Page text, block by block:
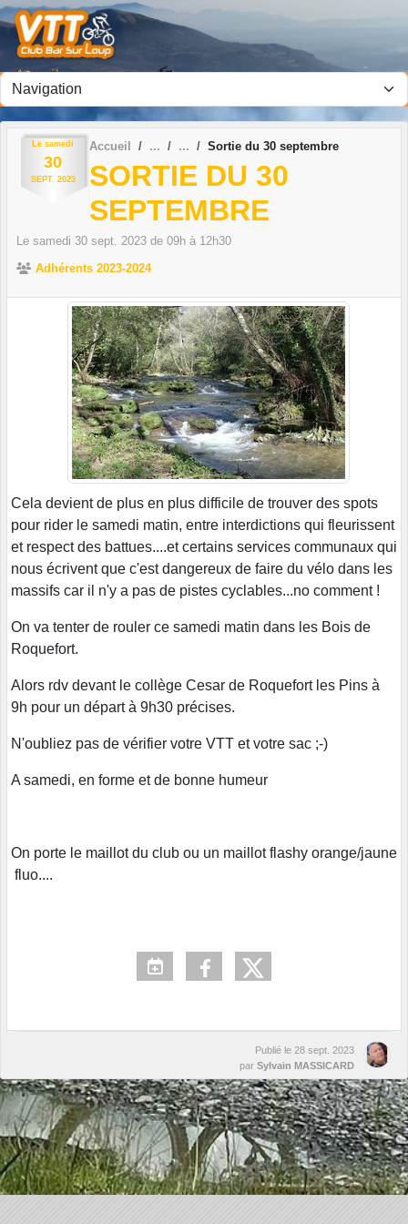
Le samedi
30
SEPT. 2023
Accueil Sortie du 30 septembre
SORTIE DU 30
SEPTEMBRE
Le samedi 30 sept. 2023 de 09h à 12h30
Adhérents 2023-2024
Cela devient de plus en plus difficile de trouver des spots
pour rider le samedi matin, entre interdictions qui fleurissent
et respect des battues....et certains services communaux qui
nous écrivent que c'est dangereux de faire du vélo dans les
massifs car il n'y a pas de pistes cyclables...no comment !
On va tenter de rouler ce samedi matin dans les Bois de
Roquefort.
Alors rdv devant le collège Cesar de Roquefort les Pins à
9h pour un départ à 9h30 précises.
N'oubliez pas de vérifier votre VTT et votre sac ;-)
A samedi, en forme et de bonne humeur
On porte le maillot du club ou un maillot flashy orange/jaune
fluo....
Publié le 28 sept. 2023
par Sylvain MASSICARD
Panneau de gestion des cookies